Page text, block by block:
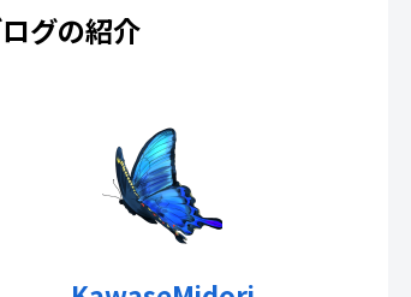
グの紹介